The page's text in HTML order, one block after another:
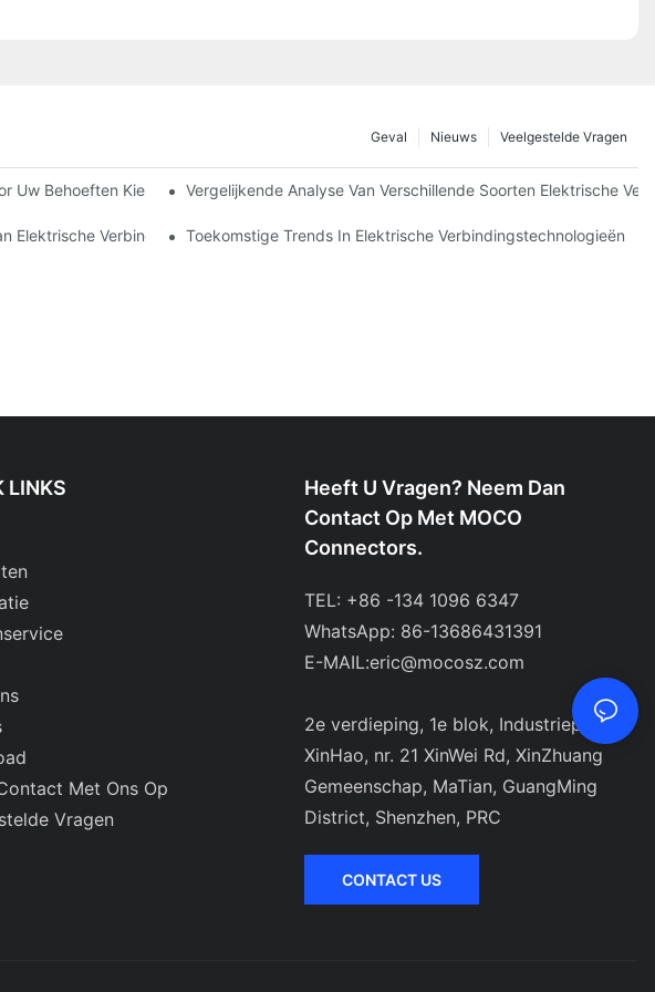
Veelgestelde Vragen
Nieuws
Geval
Uw Behoeften Kiest Vergelijkende Analyse Van Verschillende Soorten Elektrische
Elektrische VerbindingenToekomstige Trends In Elektrische Verbindingstechnologieën
LINKS
Met Ons Op
Vragen
Heeft U Vragen? Neem Dan
Contact Op Met MOCO
Connectors.
TEL: +86 -134 1096 6347
WhatsApp: 86-13686431391
E-MAIL:eric@mocosz.com
2e verdieping, 1e blok, Industriepark
XinHao, nr. 21 XinWei Rd, XinZhuang
Gemeenschap, MaTian, ​​GuangMing
District, Shenzhen, PRC
CONTACT US